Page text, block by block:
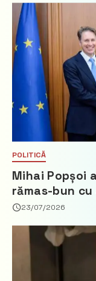
POLITICĂ
Mihai Popșoi
rămas-bun
Țărilor de Jos,
23/07/2026